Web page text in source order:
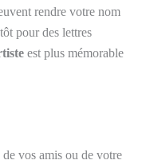
rendre votre nom
pour des lettres
est plus mémorable
vos amis ou de votre